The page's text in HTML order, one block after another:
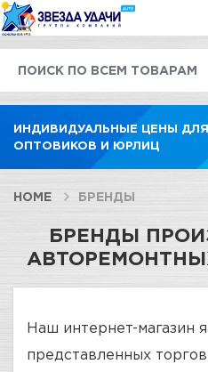
ИНДИВИДУАЛЬНЫЕ ЦЕНЫ ДЛЯ
ОПТОВИКОВ И ЮРЛИЦ
HOME БРЕНДЫ
БРЕНДЫ
Наш интернет-магазин
представленных